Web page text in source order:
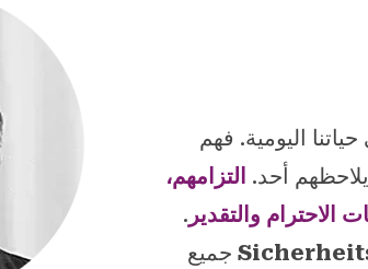
اليومية. فهم
أحد. التزامهم،
والتقدير .
جميع